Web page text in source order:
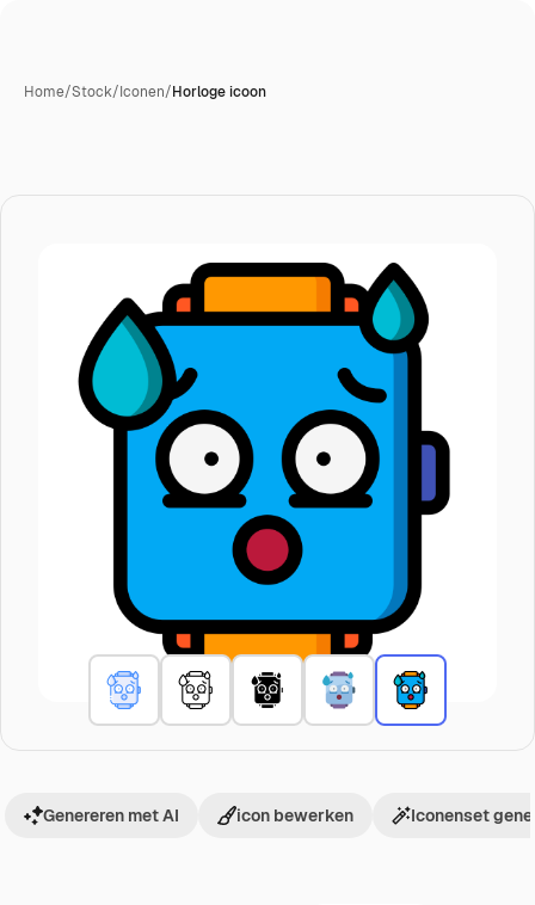
Home/Stock/Iconen/Horloge icoon
Genereren met AI icon bewerken Iconenset